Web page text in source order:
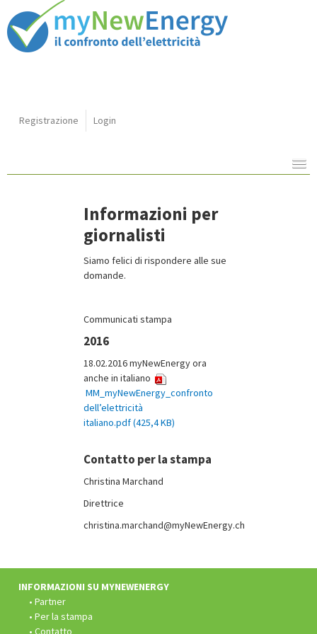
Registrazione Login
Contenuto:Informazioni per
giornalisti
Siamo felici di rispondere alle sue
domande.
Communicati stampa
2016
18.02.2016 myNewEnergy ora
anche in italiano
MM_myNewEnergy_confronto
dell’elettricità
italiano.pdf (425,4 KB)
Contatto per la stampa
Christina Marchand
Direttrice
christina.marchand@myNewEnergy.ch
INFORMAZIONI SU MYNEWENERGY
Partner
Per la stampa
Contatto